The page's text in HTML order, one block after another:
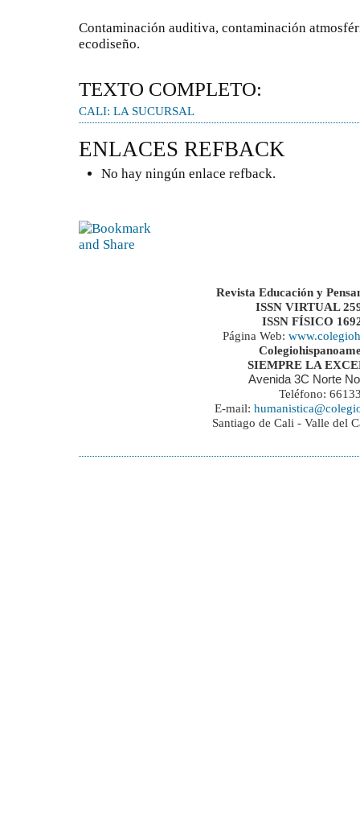
Contaminación auditiva, contaminación
ecodiseño.
TEXTO COMPLETO:
CALI: LA SUCURSAL
ENLACES REFBACK
No hay ningún enlace refback.
Revista Educación y
ISSN VIRTUAL
ISSN FÍSICO
Página Web:
SIEMPRE LA
Avenida 3C Norte
Teléfono:
E-mail:
Santiago de Cali - Valle del